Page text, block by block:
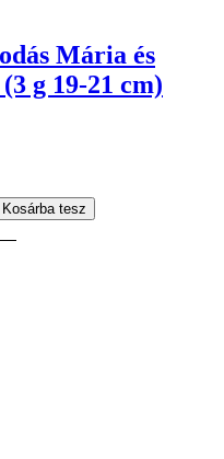
Mária és
g 19-21 cm)